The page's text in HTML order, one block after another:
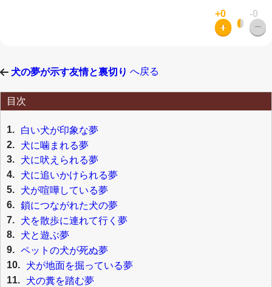
+0 -0
犬の夢が示す友情と裏切り へ戻る
目次
1.
白い犬が印象な夢
2.
犬に噛まれる夢
3.
犬に吠えられる夢
4.
犬に追いかけられる夢
5.
犬が喧嘩している夢
6. 鎖につながれた犬の夢
7.
犬を散歩に連れて行く夢
8.
犬と遊ぶ夢
9. ペットの犬が死ぬ夢
10.
犬が地面を掘っている夢
11.
犬の糞を踏む夢